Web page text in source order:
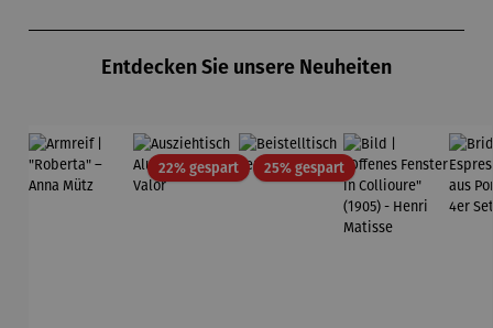
Entdecken Sie unsere Neuheiten
22% gespartRabatt25% gespartRabatt